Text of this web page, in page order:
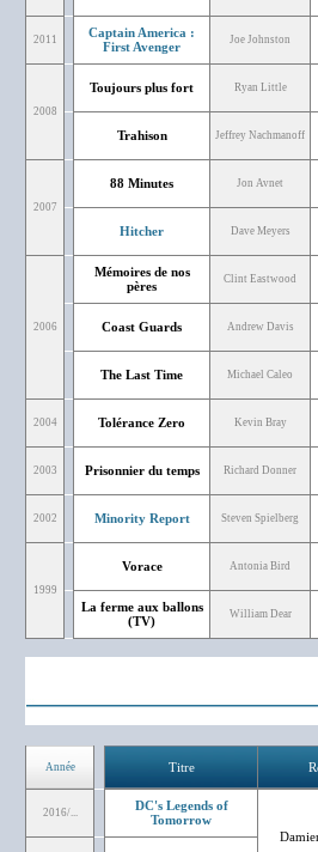
2011
Captain America :
First Avenger
Joe Johnston
2008
Toujours plus fort Ryan Little
Trahison Jeffrey Nachmanoff
2007
88 Minutes Jon Avnet
Hitcher
Dave Meyers
2006
Mémoires de nos
pères
Clint Eastwood
Coast Guards Andrew Davis
The Last Time Michael Caleo
2004 Tolérance Zero Kevin Bray
2003 Prisonnier du temps Richard Donner
2002 Minority Report Steven Spielberg
1999
Vorace Antonia Bird
La ferme aux ballons
(TV)
William Dear
Année Titre
2016/...
DC's Legends of
Tomorrow